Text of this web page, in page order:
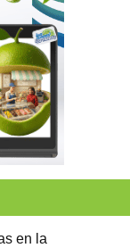
en la